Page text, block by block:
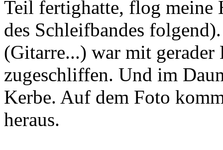
Teil fertighatte, flog meine
des Schleifbandes
(Gitarre...) war mit gerader
zugeschliffen. Und im
Kerbe. Auf dem Foto
heraus.